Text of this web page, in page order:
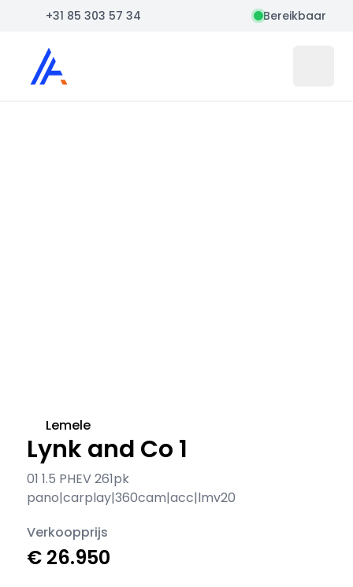
+31 85 303 57 34 Bereikbaar
Auto Atlas
Lynk and Co 1
01 1.5 PHEV 261pk
pano|carplay|360cam|acc|lmv20
Lemele
Verkoopprijs
€ 26.950